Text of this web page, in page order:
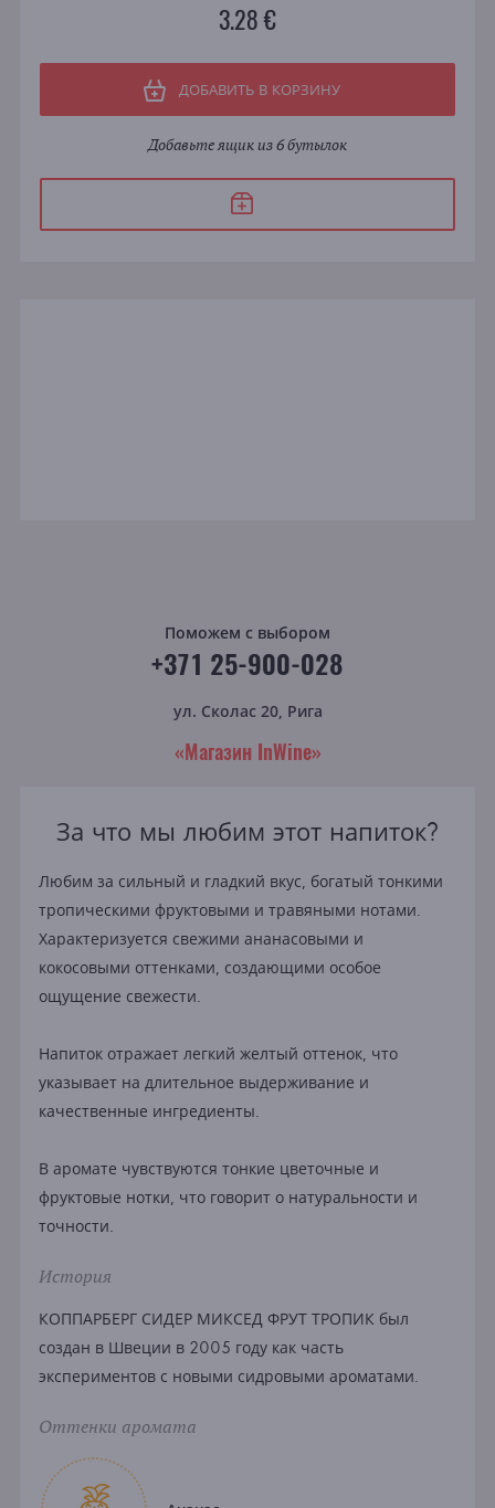
3.28 €
ДОБАВИТЬ В КОРЗИНУ
Добавьте ящик из 6 бутылок
Поможем с выбором
+371 25-900-028
ул. Сколас 20, Рига
«Магазин InWine»
За что мы любим этот напиток?
Любим за сильный и гладкий вкус, богатый тонкими
тропическими фруктовыми и травяными нотами.
Характеризуется свежими ананасовыми и
кокосовыми оттенками, создающими особое
ощущение свежести.
Напиток отражает легкий желтый оттенок, что
указывает на длительное выдерживание и
качественные ингредиенты.
В аромате чувствуются тонкие цветочные и
фруктовые нотки, что говорит о натуральности и
точности.
История
КОППАРБЕРГ СИДЕР МИКСЕД ФРУТ ТРОПИК был
создан в Швеции в 2005 году как часть
экспериментов с новыми сидровыми ароматами.
Оттенки аромата